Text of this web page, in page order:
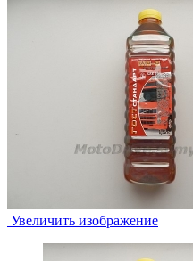
Увеличить изображение